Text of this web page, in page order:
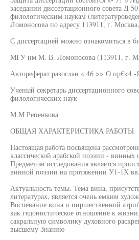
заседании диссертационного совета Д
филологическим наукам
Ломоносова по адресу 113911, г.
С диссертацией можно ознакомиться в
МГУ им М. В. Ломоносова (113911, г.
Автореферат разослан « 46 >> О пр€<4 -
Ученый секретарь диссертационного
филологических наук
М.М Репенкова
ОБЩАЯ ХАРАКТЕРИСТИКА РАБОТЫ
Настоящая работа посвящена
классической арабской поэзии - винных
Предметом исследования является
винной поэзии на протяжении У1-1Х вв.
Актуальность темы. Тема вина,
литературах, является очень емким
Воспевание вина и пиршественной
как гедонистическое отношение к
сакральную символику духовного
высшему Знанию